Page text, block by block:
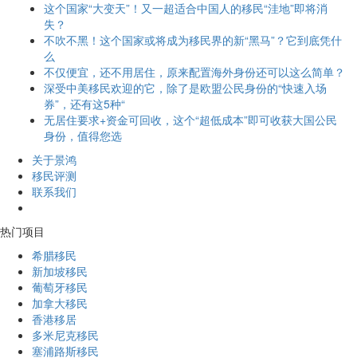
这个国家“大变天”！又一超适合中国人的移民“洼地”即将消
失？
不吹不黑！这个国家或将成为移民界的新“黑马”？它到底凭什
么
不仅便宜，还不用居住，原来配置海外身份还可以这么简单？
深受中美移民欢迎的它，除了是欧盟公民身份的“快速入场
券”，还有这5种“
无居住要求+资金可回收，这个“超低成本”即可收获大国公民
身份，值得您选
关于景鸿
移民评测
联系我们
热门项目
希腊移民
新加坡移民
葡萄牙移民
加拿大移民
香港移居
多米尼克移民
塞浦路斯移民